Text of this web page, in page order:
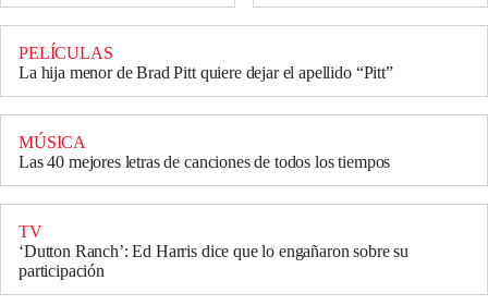
PELÍCULAS
La hija menor de Brad Pitt quiere dejar el apellido “Pitt”
MÚSICA
Las 40 mejores letras de canciones de todos los tiempos
TV
‘Dutton Ranch’: Ed Harris dice que lo engañaron sobre su
participación